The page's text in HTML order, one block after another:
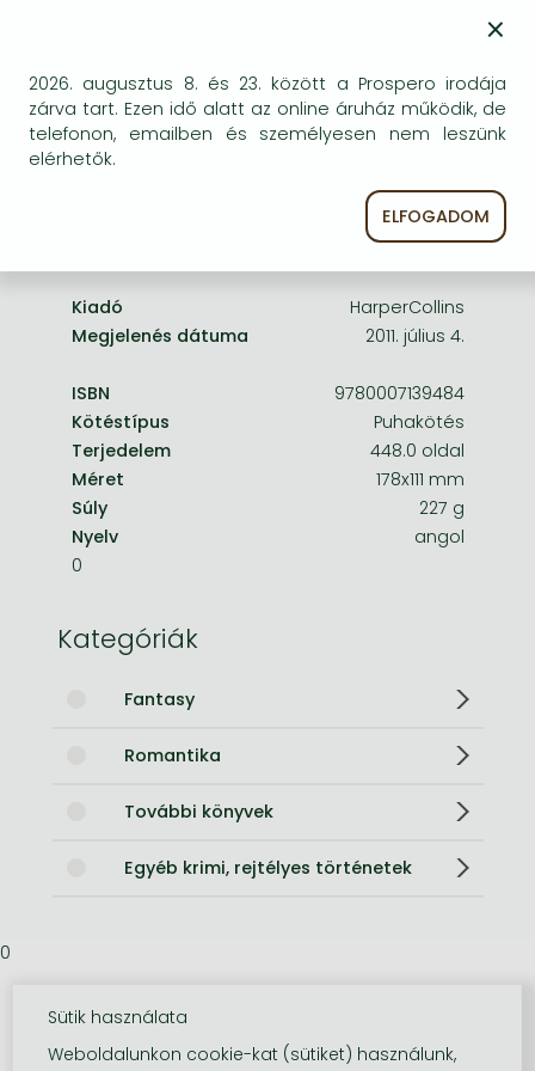
One-Punch Man manga
ügyfélszolgálatunkhoz!
Kiadó
HarperCollins
Megjelenés dátuma
2011. július 4.
ISBN
9780007139484
Kötéstípus
Puhakötés
Terjedelem
448.0 oldal
Méret
178x111 mm
Súly
227 g
Nyelv
angol
0
Kategóriák
Fantasy
Romantika
További könyvek
Egyéb krimi, rejtélyes történetek
0
×
2026. augusztus 8. és 23. között a Prospero irodája
zárva tart. Ezen idő alatt az online áruház működik, de
telefonon, emailben és személyesen nem leszünk
elérhetők.
ELFOGADOM
Sütik használata
Weboldalunkon cookie-kat (sütiket) használunk,